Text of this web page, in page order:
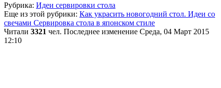
Рубрика: Идеи сервировки стола
Еще из этой рубрики: Как украсить новогодний стол. Идеи со
свечами Сервировка стола в японском стиле
Читали 3321 чел. Последнее изменение Среда, 04 Март 2015
12:10